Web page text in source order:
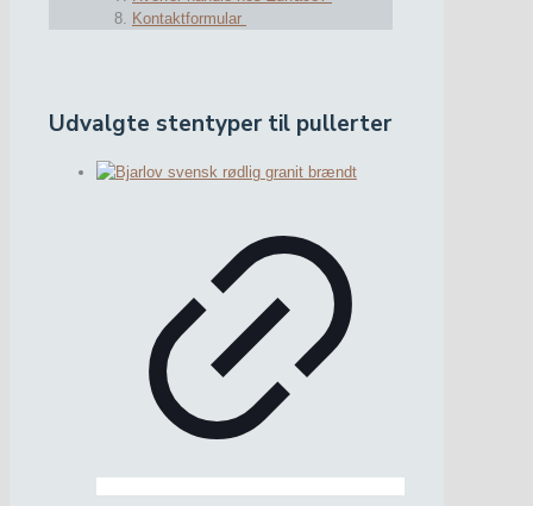
Kontaktformular
Udvalgte stentyper til pullerter